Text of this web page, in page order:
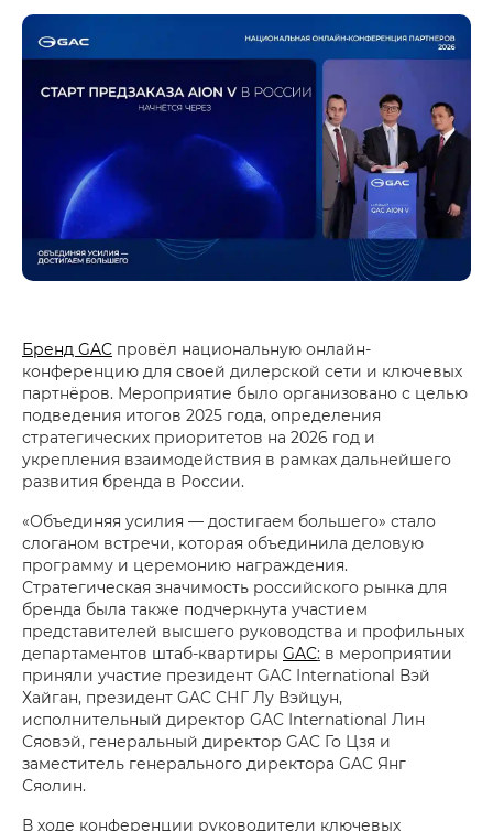
Бренд GAC провёл национальную онлайн-
конференцию для своей дилерской сети и ключевых
партнёров. Мероприятие было организовано с целью
подведения итогов 2025 года, определения
стратегических приоритетов на 2026 год и
укрепления взаимодействия в рамках дальнейшего
развития бренда в России.
«Объединяя усилия — достигаем большего» стало
слоганом встречи, которая объединила деловую
программу и церемонию награждения.
Стратегическая значимость российского рынка для
бренда была также подчеркнута участием
представителей высшего руководства и профильных
департаментов штаб-квартиры GAC: в мероприятии
приняли участие президент GAC International Вэй
Хайган, президент GAC СНГ Лу Вэйцун,
исполнительный директор GAC International Лин
Сяовэй, генеральный директор GAC Го Цзя и
заместитель генерального директора GAC Янг
Сяолин.
В ходе конференции руководители ключевых